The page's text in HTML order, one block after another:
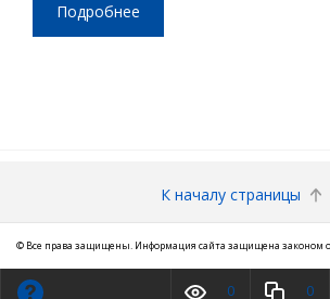
0 0
Подробнее
К началу страницы
© Все права защищены. Информация сайта защищена законом